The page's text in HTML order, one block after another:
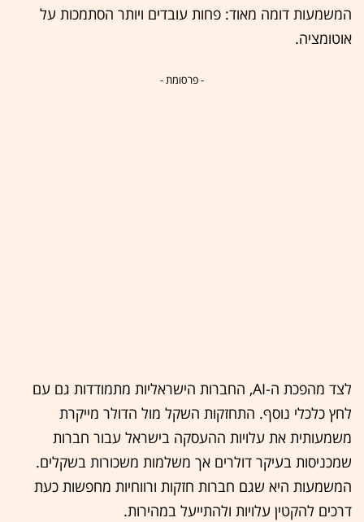
המשמעות דומה מאוד: פחות עובדים ויותר הסתמכות על
אוטומציה.
- פרסומת -
לצד מהפכת ה-AI, החברות הישראליות מתמודדות גם עם
לחץ כלכלי נוסף. התחזקות השקל מול הדולר מייקרת
משמעותית את עלויות ההעסקה בישראל עבור חברות
שמכניסות בעיקר דולרים אך משלמות משכורות בשקלים.
המשמעות היא שגם חברות חזקות ורווחיות מחפשות כעת
דרכים להקטין עלויות ולהתייעל במהירות.